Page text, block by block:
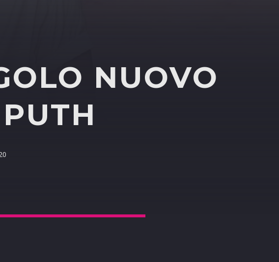
NUOVO